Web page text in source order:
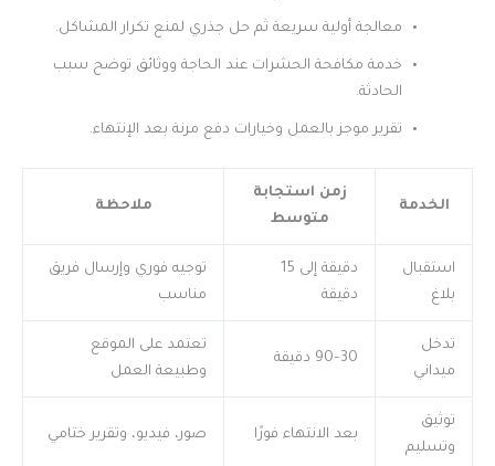
معالجة أولية سريعة ثم حل جذري لمنع تكرار المشاكل.
خدمة مكافحة الحشرات عند الحاجة ووثائق توضح سبب
الحادثة.
تقرير موجز بالعمل وخيارات دفع مرنة بعد الإنتهاء.
الخدمة
زمن استجابة
متوسط
ملاحظة
استقبال
بلاغ
دقيقة إلى 15
دقيقة
توجيه فوري وإرسال فريق
مناسب
تدخل
ميداني
30–90 دقيقة
تعتمد على الموقع
وطبيعة العمل
توثيق
وتسليم
بعد الانتهاء فورًا صور، فيديو، وتقرير ختامي